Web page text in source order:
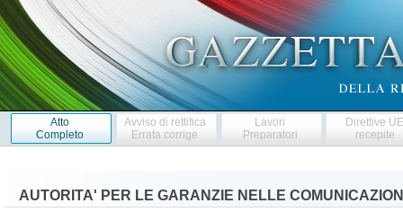
Atto
Completo
Avviso di rettifica
Errata corrige
Lavori
Preparatori
Direttive
recepite
AUTORITA' PER LE GARANZIE NELLE